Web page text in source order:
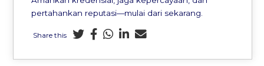
pertahankan reputasi—mulai dari sekarang.
Share this